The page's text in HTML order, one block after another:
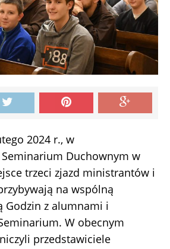
2024 r., w
Duchownym w
trzeci zjazd ministrantów i
na wspólną
Godzin z alumnami i
W obecnym
przedstawiciele